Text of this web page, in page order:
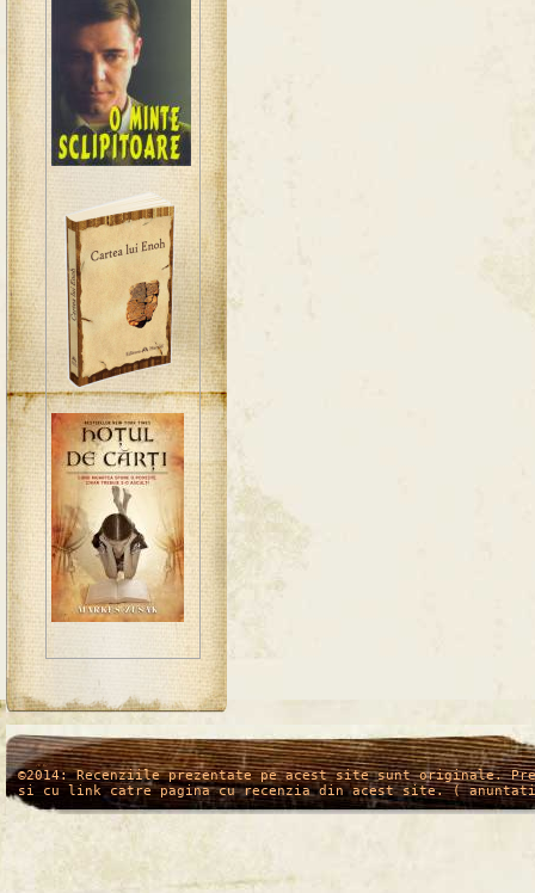
/* */
©2014: Recenziile prezentate pe acest site sunt originale.
si cu link catre pagina cu recenzia din acest site. (